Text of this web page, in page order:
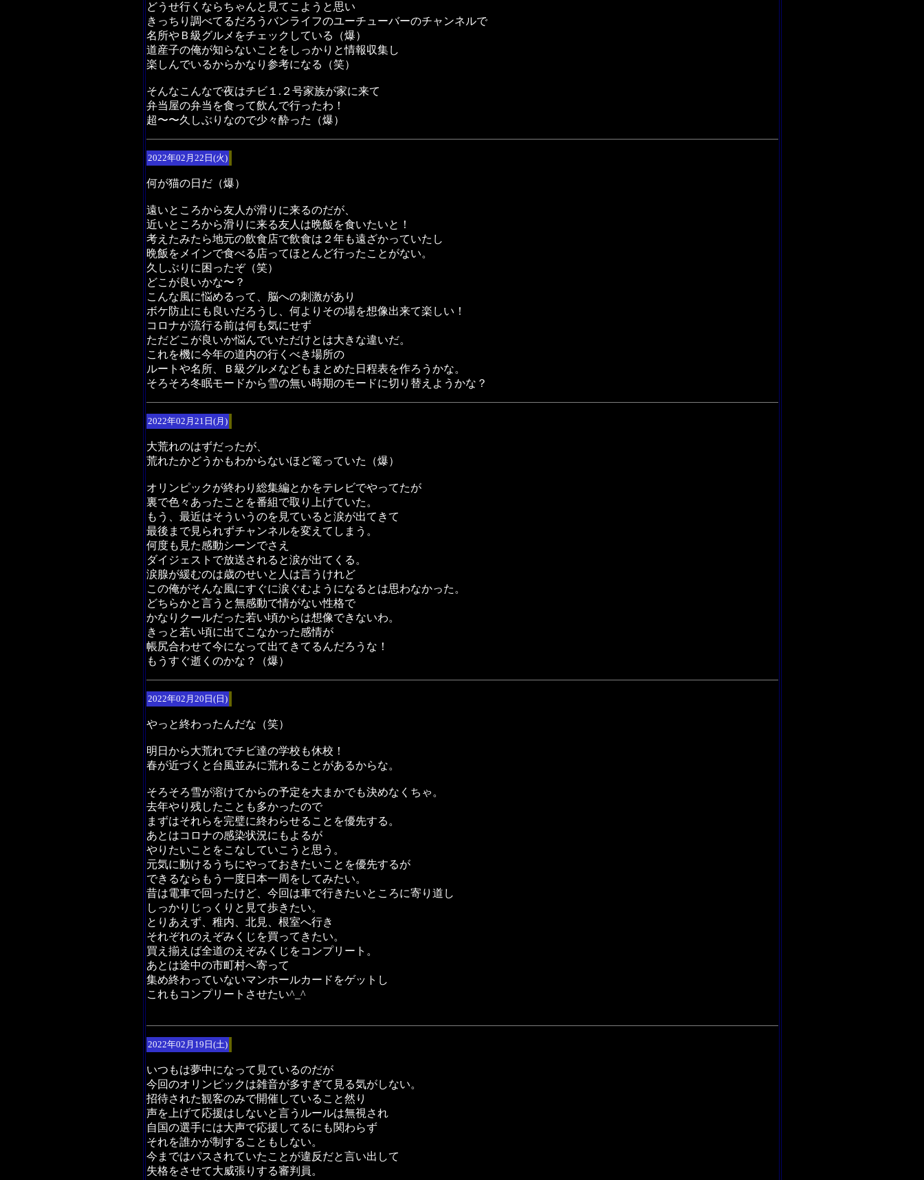
どうせ行くならちゃんと見てこようと思い
きっちり調べてるだろうバンライフのユーチューバーのチャンネルで
名所やＢ級グルメをチェックしている（爆）
道産子の俺が知らないことをしっかりと情報収集し
楽しんでいるからかなり参考になる（笑）
そんなこんなで夜はチビ１.２号家族が家に来て
弁当屋の弁当を食って飲んで行ったわ！
超〜〜久しぶりなので少々酔った（爆）
2022年02月22日(火)
何が猫の日だ（爆）
遠いところから友人が滑りに来るのだが、
近いところから滑りに来る友人は晩飯を食いたいと！
考えたみたら地元の飲食店で飲食は２年も遠ざかっていたし
晩飯をメインで食べる店ってほとんど行ったことがない。
久しぶりに困ったぞ（笑）
どこが良いかな〜？
こんな風に悩めるって、脳への刺激があり
ボケ防止にも良いだろうし、何よりその場を想像出来て楽しい！
コロナが流行る前は何も気にせず
ただどこが良いか悩んでいただけとは大きな違いだ。
これを機に今年の道内の行くべき場所の
ルートや名所、Ｂ級グルメなどもまとめた日程表を作ろうかな。
そろそろ冬眠モードから雪の無い時期のモードに切り替えようかな？
2022年02月21日(月)
大荒れのはずだったが、
荒れたかどうかもわからないほど篭っていた（爆）
オリンピックが終わり総集編とかをテレビでやってたが
裏で色々あったことを番組で取り上げていた。
もう、最近はそういうのを見ていると涙が出てきて
最後まで見られずチャンネルを変えてしまう。
何度も見た感動シーンでさえ
ダイジェストで放送されると涙が出てくる。
涙腺が緩むのは歳のせいと人は言うけれど
この俺がそんな風にすぐに涙ぐむようになるとは思わなかった。
どちらかと言うと無感動で情がない性格で
かなりクールだった若い頃からは想像できないわ。
きっと若い頃に出てこなかった感情が
帳尻合わせて今になって出てきてるんだろうな！
もうすぐ逝くのかな？（爆）
2022年02月20日(日)
やっと終わったんだな（笑）
明日から大荒れでチビ達の学校も休校！
春が近づくと台風並みに荒れることがあるからな。
そろそろ雪が溶けてからの予定を大まかでも決めなくちゃ。
去年やり残したことも多かったので
まずはそれらを完璧に終わらせることを優先する。
あとはコロナの感染状況にもよるが
やりたいことをこなしていこうと思う。
元気に動けるうちにやっておきたいことを優先するが
できるならもう一度日本一周をしてみたい。
昔は電車で回ったけど、今回は車で行きたいところに寄り道し
しっかりじっくりと見て歩きたい。
とりあえず、稚内、北見、根室へ行き
それぞれのえぞみくじを買ってきたい。
買え揃えば全道のえぞみくじをコンプリート。
あとは途中の市町村へ寄って
集め終わっていないマンホールカードをゲットし
これもコンプリートさせたい^_^
2022年02月19日(土)
いつもは夢中になって見ているのだが
今回のオリンピックは雑音が多すぎて見る気がしない。
招待された観客のみで開催していること然り
声を上げて応援はしないと言うルールは無視され
自国の選手には大声で応援してるにも関わらず
それを誰かが制することもしない。
今まではパスされていたことが違反だと言い出して
失格をさせて大威張りする審判員。